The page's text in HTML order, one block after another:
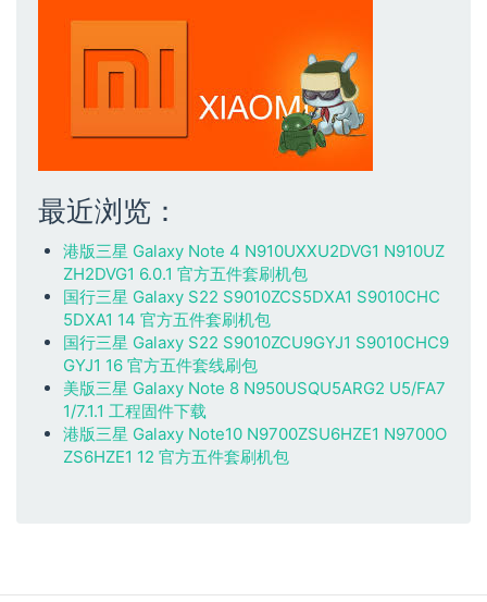
最近浏览：
港版三星 Galaxy Note 4 N910UXXU2DVG1 N910UZ
ZH2DVG1 6.0.1 官方五件套刷机包
国行三星 Galaxy S22 S9010ZCS5DXA1 S9010CHC
5DXA1 14 官方五件套刷机包
国行三星 Galaxy S22 S9010ZCU9GYJ1 S9010CHC9
GYJ1 16 官方五件套线刷包
美版三星 Galaxy Note 8 N950USQU5ARG2 U5/FA7
1/7.1.1 工程固件下载
港版三星 Galaxy Note10 N9700ZSU6HZE1 N9700O
ZS6HZE1 12 官方五件套刷机包